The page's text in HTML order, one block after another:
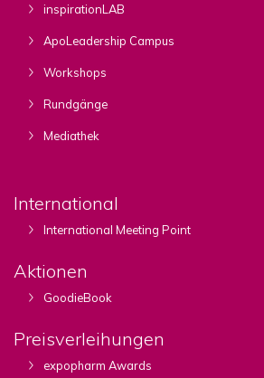
inspirationLAB
ApoLeadership Campus
Workshops
Rundgänge
Mediathek
International
International Meeting Point
Aktionen
GoodieBook
Preisverleihungen
expopharm Awards